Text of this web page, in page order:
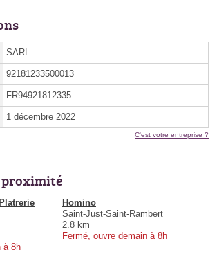
SARL
92181233500013
FR94921812335
1 décembre 2022
C'est votre entreprise ?
à 8h
Homino
Saint-Just-Saint-Rambert
2.8 km
Fermé, ouvre demain à 8h